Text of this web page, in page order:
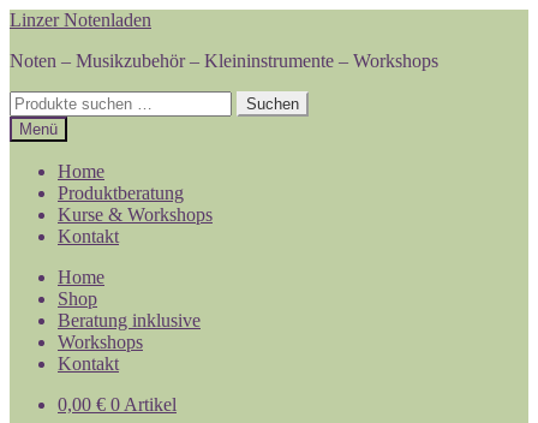
Zur
springen
Zum
springen
Linzer Notenladen
Noten – Musikzubehör – Kleininstrumente – Workshops
Suchen
nach:
Suchen
Menü
Home
Produktberatung
Kurse & Workshops
Kontakt
Home
Shop
Beratung inklusive
Workshops
Kontakt
0,00 € 0 Artikel